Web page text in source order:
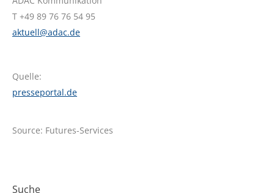
T +49 89 76 76 54 95
aktuell@adac.de
Quelle:
presseportal.de
Source: Futures-Services
Suche